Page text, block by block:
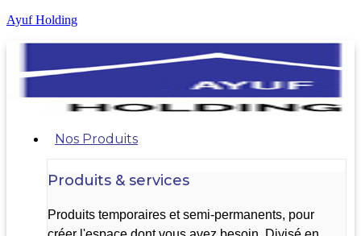
Ayuf Holding
Nos Produits
Produits & services
Produits temporaires et semi-permanents, pour